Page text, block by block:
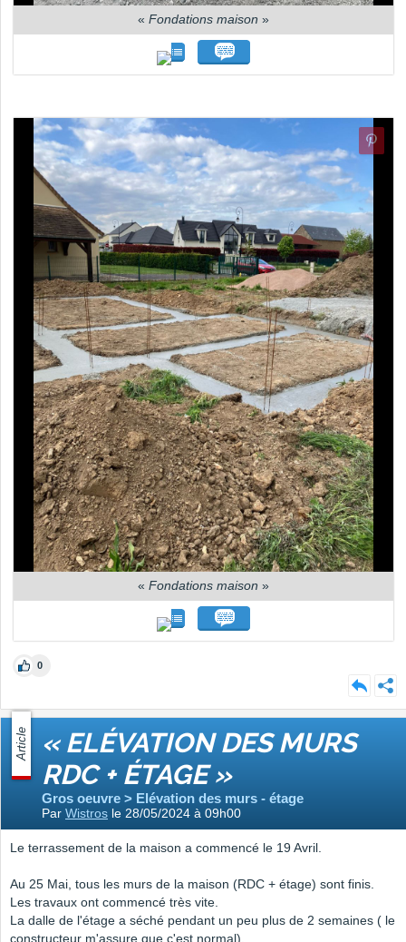
« Fondations maison »
« Fondations maison »
0
Article « ELÉVATION DES MURS
RDC + ÉTAGE »
Gros oeuvre > Elévation des murs - étage
Par Wistros le 28/05/2024 à 09h00
Le terrassement de la maison a commencé le 19 Avril.
Au 25 Mai, tous les murs de la maison (RDC + étage) sont finis.
Les travaux ont commencé très vite.
La dalle de l'étage a séché pendant un peu plus de 2 semaines ( le
constructeur m'assure que c'est normal).